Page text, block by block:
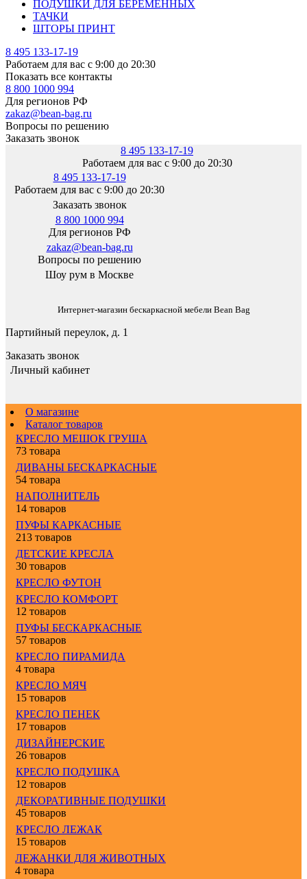
ПОДУШКИ ДЛЯ БЕРЕМЕННЫХ
ТАЧКИ
ШТОРЫ ПРИНТ
8 495 133-17-19
Работаем для вас с 9:00 до 20:30
Показать все контакты
8 800 1000 994
Для регионов РФ
zakaz@bean-bag.ru
Вопросы по решению
Заказать звонок
8 495 133-17-19
Работаем для вас с 9:00 до 20:30
8 495 133-17-19
Работаем для вас с 9:00 до 20:30
Заказать звонок
8 800 1000 994
Для регионов РФ
zakaz@bean-bag.ru
Вопросы по решению
Шоу рум в Москве
Интернет-магазин бескаркасной мебели Bean Bag
Партийный переулок, д. 1
Заказать звонок
Личный кабинет
О магазине
Каталог товаров
КРЕСЛО МЕШОК ГРУША
73 товара
ДИВАНЫ БЕСКАРКАСНЫЕ
54 товара
НАПОЛНИТЕЛЬ
14 товаров
ПУФЫ КАРКАСНЫЕ
213 товаров
ДЕТСКИЕ КРЕСЛА
30 товаров
КРЕСЛО ФУТОН
КРЕСЛО КОМФОРТ
12 товаров
ПУФЫ БЕСКАРКАСНЫЕ
57 товаров
КРЕСЛО ПИРАМИДА
4 товара
КРЕСЛО МЯЧ
15 товаров
КРЕСЛО ПЕНЕК
17 товаров
ДИЗАЙНЕРСКИЕ
26 товаров
КРЕСЛО ПОДУШКА
12 товаров
ДЕКОРАТИВНЫЕ ПОДУШКИ
45 товаров
КРЕСЛО ЛЕЖАК
15 товаров
ЛЕЖАНКИ ДЛЯ ЖИВОТНЫХ
4 товара